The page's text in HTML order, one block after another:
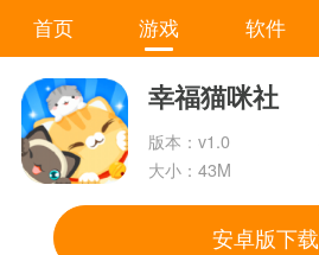
首页 游戏 软件
幸福猫咪社
版本：v1.0
大小：43M
安卓版下载